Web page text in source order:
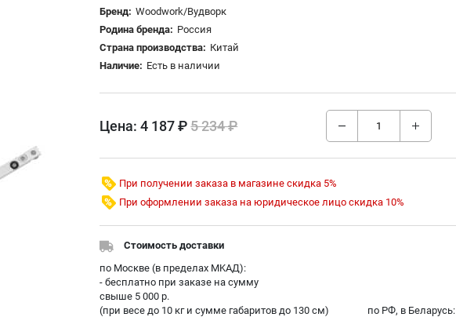
Бренд: Woodwork/Вудворк
Родина бренда: Россия
Страна производства: Китай
Наличие: Есть в наличии
Цена:4 187 ₽5 234 ₽
При получении заказа в магазине скидка 5%
При оформлении заказа на юридическое лицо скидка 10%
Стоимость доставки
по Москве (в пределах МKAД):
- бесплатно при заказе на сумму
свыше 5 000 р.
(при весе до 10 кг и сумме габаритов до 130 см)
по РФ, в Беларусь: